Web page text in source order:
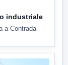
industriale
a Contrada